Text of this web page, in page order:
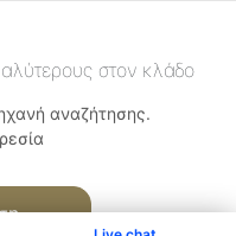
στον κλάδο
αναζήτησης.